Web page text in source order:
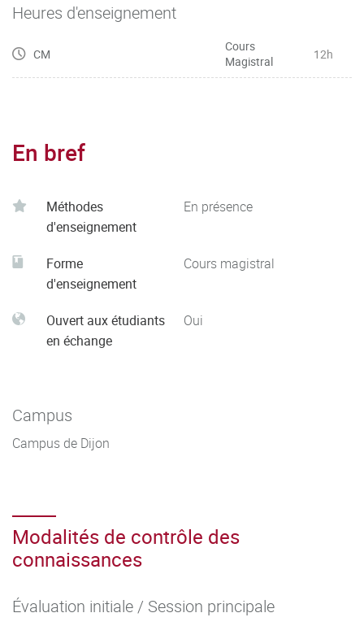
Heures d'enseignement
CM
Cours
Magistral
12h
En bref
Méthodes
d'enseignement
En présence
Forme
d'enseignement
Cours magistral
Ouvert aux étudiants
en échange
Oui
Campus
Campus de Dijon
Modalités de contrôle des
connaissances
Évaluation initiale / Session principale